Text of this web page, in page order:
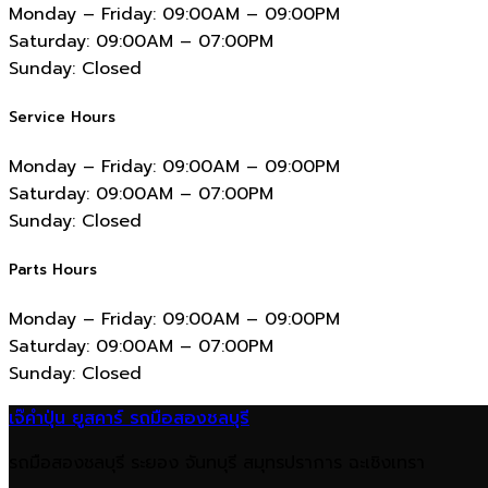
Monday – Friday: 09:00AM – 09:00PM
Saturday: 09:00AM – 07:00PM
Sunday: Closed
Service Hours
Monday – Friday: 09:00AM – 09:00PM
Saturday: 09:00AM – 07:00PM
Sunday: Closed
Parts Hours
Monday – Friday: 09:00AM – 09:00PM
Saturday: 09:00AM – 07:00PM
Sunday: Closed
เจ๊คำปุ่น ยูสคาร์ รถมือสองชลบุรี